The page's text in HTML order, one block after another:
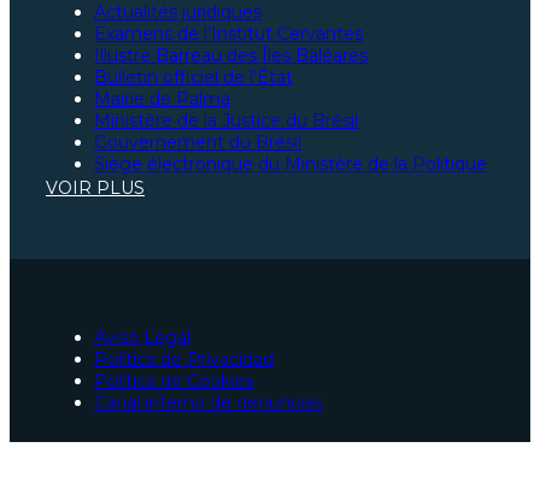
Actualités juridiques
Examens de l’Institut Cervantes
Illustre Barreau des Îles Baléares
Bulletin officiel de l’État
Mairie de Palma
Ministère de la Justice du Brésil
Gouvernement du Brésil
Siège électronique du Ministère de la Politique
Illustre Barreau de São Paulo
Illustre Barreau de Saragosse
Avocats pour la procédure de nationalité espagnole
Avocats en accidents de la route à Palma
Avocats à Palma
Collaborateur à São Paulo, Brésil
VOIR PLUS
Aviso Legal
Política de Privacidad
Política de Cookies
Canal interno de denuncias